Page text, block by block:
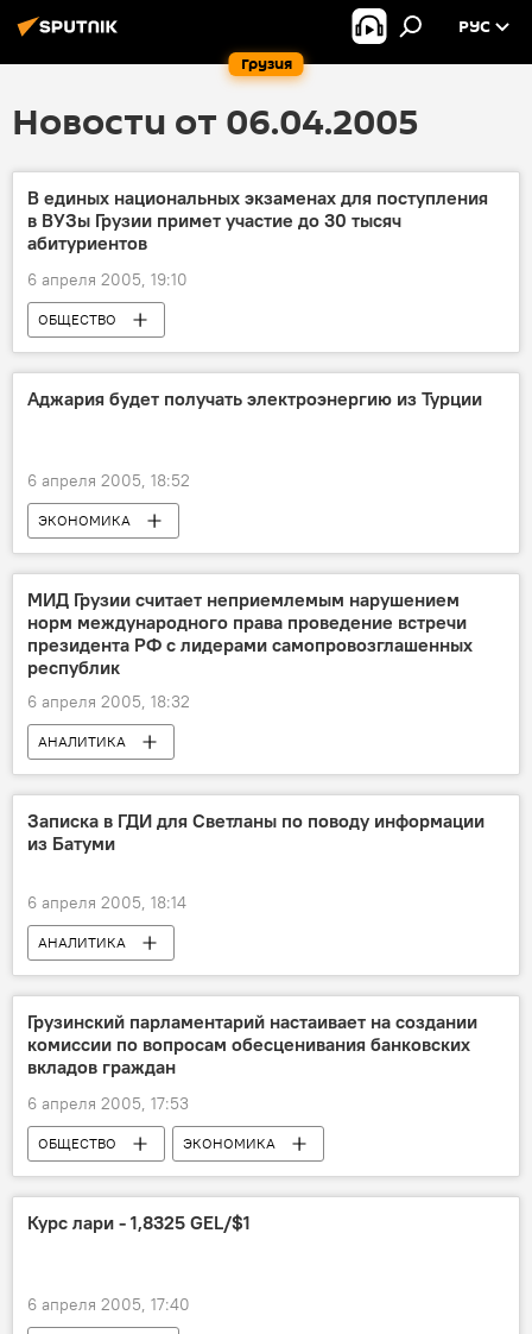
Грузия
РУС
Новости от 06.04.2005
В единых национальных экзаменах для поступления
в ВУЗы Грузии примет участие до 30 тысяч
абитуриентов
6 апреля 2005, 19:10
ОБЩЕСТВО
Аджария будет получать электроэнергию из Турции
6 апреля 2005, 18:52
ЭКОНОМИКА
МИД Грузии считает неприемлемым нарушением
норм международного права проведение встречи
президента РФ с лидерами самопровозглашенных
республик
6 апреля 2005, 18:32
АНАЛИТИКА
Записка в ГДИ для Светланы по поводу информации
из Батуми
6 апреля 2005, 18:14
АНАЛИТИКА
Грузинский парламентарий настаивает на создании
комиссии по вопросам обесценивания банковских
вкладов граждан
6 апреля 2005, 17:53
ОБЩЕСТВО ЭКОНОМИКА
Курс лари - 1,8325 GEL/$1
6 апреля 2005, 17:40